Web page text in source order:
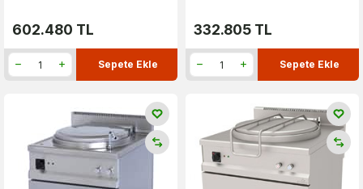
602.480 TL
Sepete Ekle
332.805 TL
Sepete Ekle